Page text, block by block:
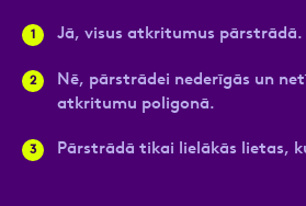
Jā, visus atkritumus pārstrādā.
Nē, pārstrādei nederīgās un
atkritumu poligonā.
Pārstrādā tikai lielākās lietas,